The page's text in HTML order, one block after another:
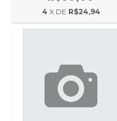
4 X DE R$24,94